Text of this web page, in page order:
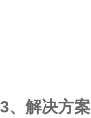
3、解决方案